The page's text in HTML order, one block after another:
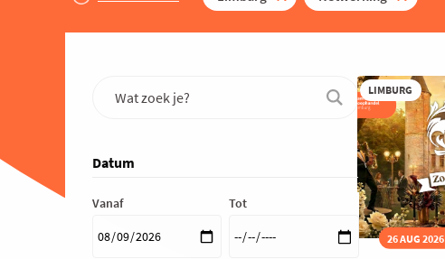
Datum
Vanaf Tot
LIMBURG
26 AUG 2026